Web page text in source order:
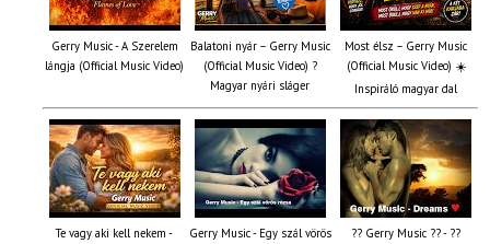
Gerry Music - A Szerelem
lángja (Official Music Video)
Balatoni nyár – Gerry Music
(Official Music Video) ?
Magyar nyári sláger
Most élsz – Gerry Music
(Official Music Video) ☀️
Inspiráló magyar dal
Te vagy aki kell nekem -
Gerry Music - Egy szál vörös
?? Gerry Music ?? - ??